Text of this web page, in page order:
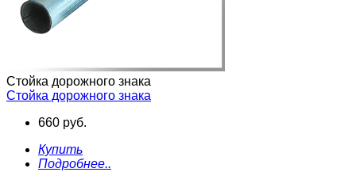
Стойка дорожного знака
Стойка дорожного знака
660 руб.
Купить
Подробнее..